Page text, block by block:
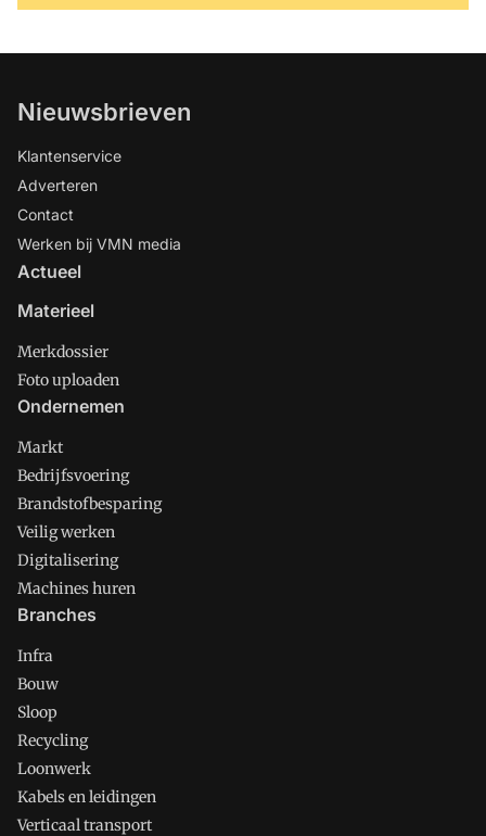
Nieuwsbrieven
Klantenservice
Adverteren
Contact
Werken bij VMN media
Actueel
Materieel
Merkdossier
Foto uploaden
Ondernemen
Markt
Bedrijfsvoering
Brandstofbesparing
Veilig werken
Digitalisering
Machines huren
Branches
Infra
Bouw
Sloop
Recycling
Loonwerk
Kabels en leidingen
Verticaal transport